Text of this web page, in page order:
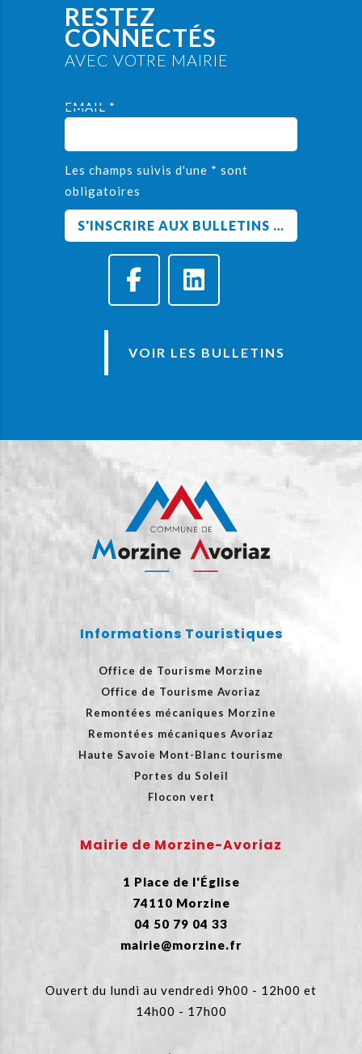
RESTEZ
CONNECTÉS
AVEC VOTRE MAIRIE
EMAIL *
Les champs suivis d'une * sont
obligatoires
VOIR LES BULLETINS
Informations Touristiques
Office de Tourisme Morzine
Office de Tourisme Avoriaz
Remontées mécaniques Morzine
Remontées mécaniques Avoriaz
Haute Savoie Mont-Blanc tourisme
Portes du Soleil
Flocon vert
Mairie de Morzine-Avoriaz
1 Place de l'Église
74110 Morzine
04 50 79 04 33
mairie@morzine.fr
Ouvert du lundi au vendredi 9h00 - 12h00 et
14h00 - 17h00